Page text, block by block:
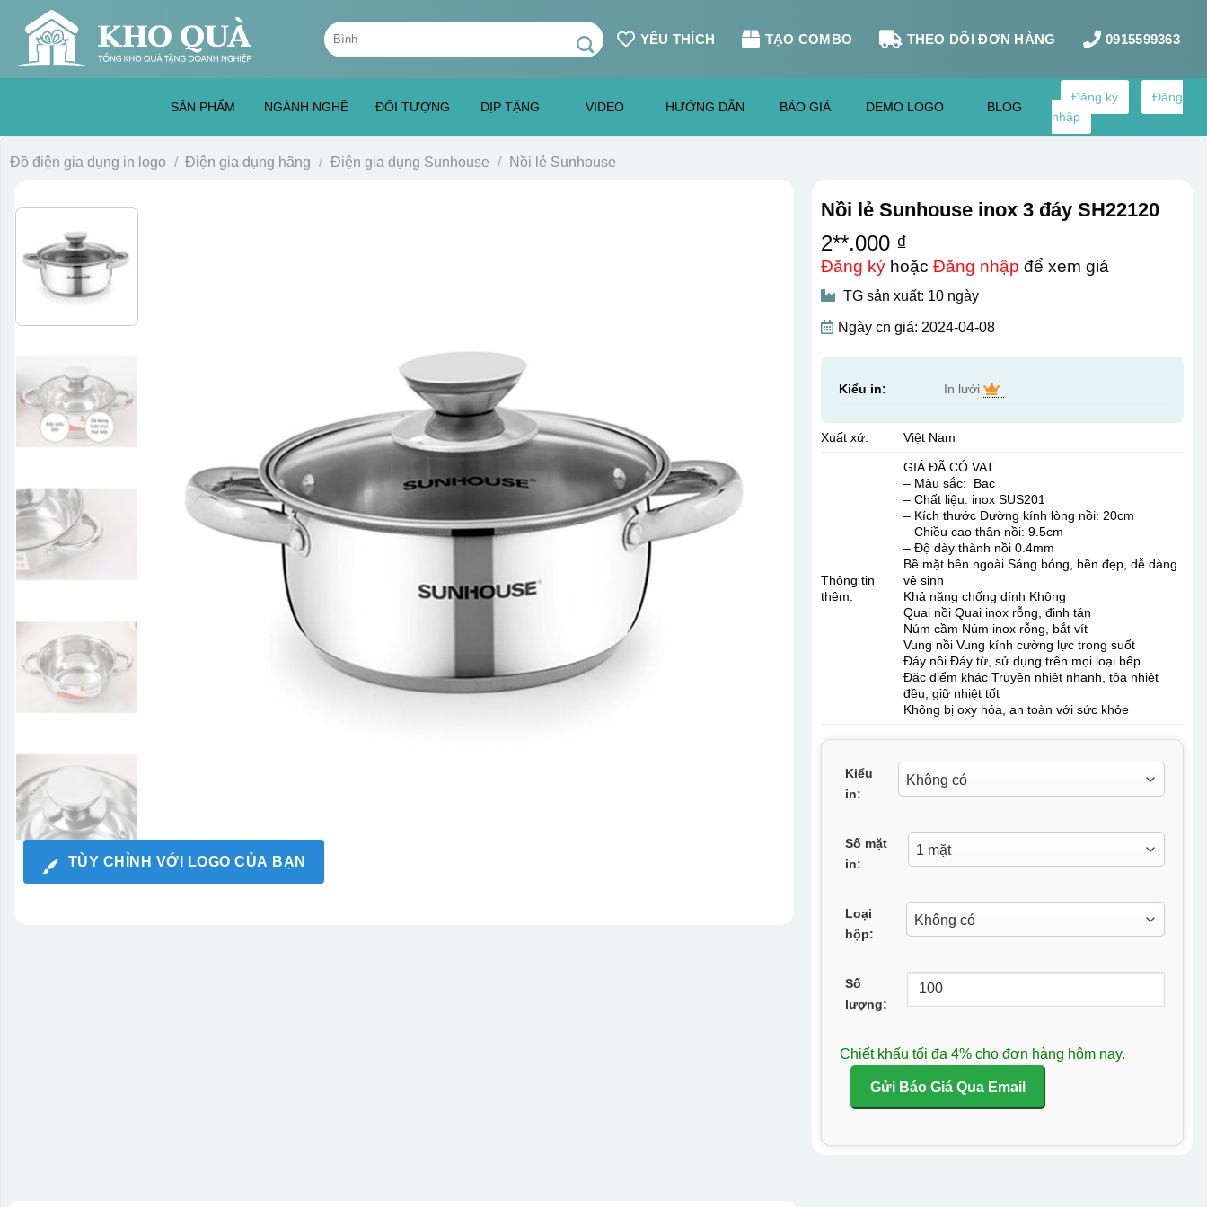
content
Tìm
kiếm:
YÊU THÍCH TẠO COMBO THEO DÕI ĐƠN HÀNG 0915599363
SẢN PHẨM NGÀNH NGHỀ ĐỐI TƯỢNG DỊP TẶNG VIDEO HƯỚNG DẪN BÁO GIÁ DEMO LOGO BLOG
Đăng ký
Đăng
nhập
Đồ điện gia dụng in logo / Điện gia dụng hãng / Điện gia dụng Sunhouse / Nồi lẻ Sunhouse
TÙY CHỈNH VỚI LOGO CỦA BẠN
Nồi lẻ Sunhouse inox 3 đáy SH22120
2**.000 ₫
Đăng kýhoặc Đăng nhập để xem giá
TG sản xuất: 10 ngày
Ngày cn giá: 2024-04-08
Kiểu in: In lưới
Xuất xứ: Việt Nam
Thông tin
thêm:
GIÁ ĐÃ CÓ VAT
– Màu sắc: Bạc
– Chất liệu: inox SUS201
– Kích thước Đường kính lòng nồi: 20cm
– Chiều cao thân nồi: 9.5cm
– Độ dày thành nồi 0.4mm
Bề mặt bên ngoài Sáng bóng, bền đẹp, dễ dàng
vệ sinh
Khả năng chống dính Không
Quai nồi Quai inox rỗng, đinh tán
Núm cầm Núm inox rỗng, bắt vít
Vung nồi Vung kính cường lực trong suốt
Đáy nồi Đáy từ, sử dụng trên mọi loại bếp
Đặc điểm khác Truyền nhiệt nhanh, tỏa nhiệt
đều, giữ nhiệt tốt
Không bị oxy hóa, an toàn với sức khỏe
Kiểu
in:
Số mặt
in:
Loại
hộp:
Số
lượng:
Chiết khấu tối đa 4% cho đơn hàng hôm nay.
Gửi Báo Giá Qua Email